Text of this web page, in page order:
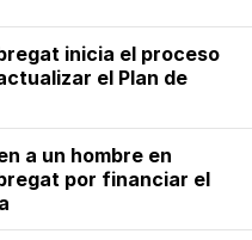
inicia el proceso
el Plan de
a un hombre en
por financiar el